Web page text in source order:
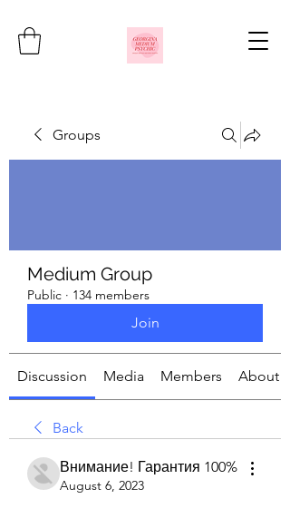
Groups
Medium Group
Public · 134 members
Join
Discussion Media Members About
Back
Внимание! Гарантия 100%
August 6, 2023